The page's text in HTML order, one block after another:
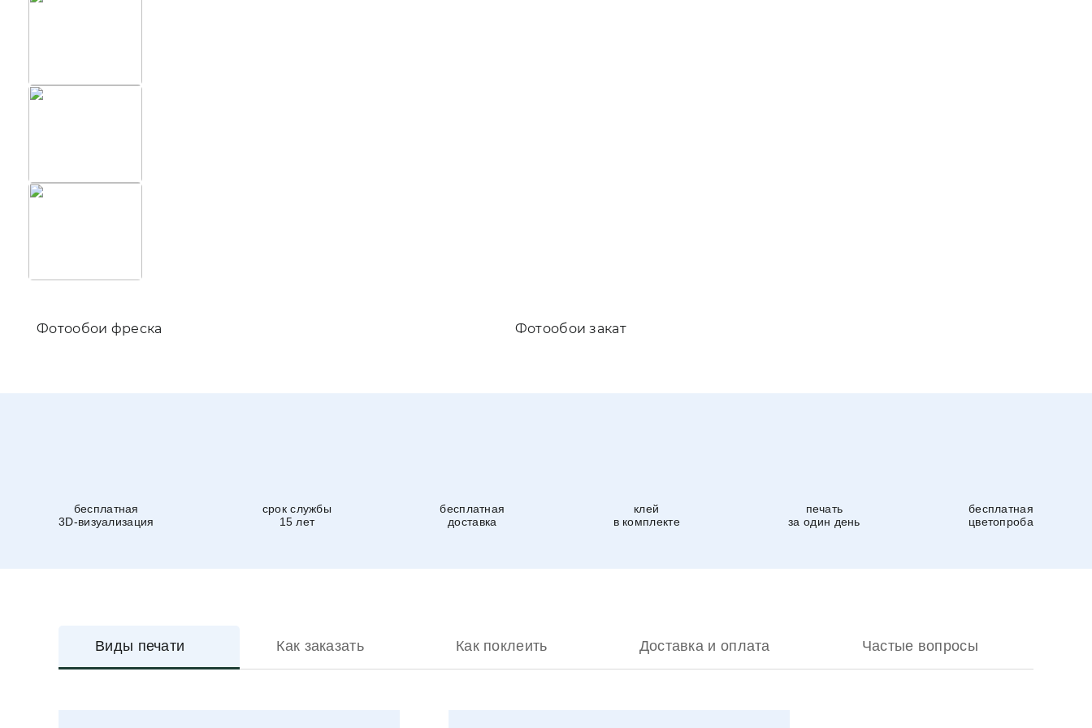
Фотообои фреска Фотообои закат
бесплатная
3D-визуализация
срок службы
15 лет
бесплатная
доставка
клей
в комплекте
печать
за один день
бесплатная
цветопроба
Виды печати Как заказать Как поклеить Доставка и оплата Частые вопросы